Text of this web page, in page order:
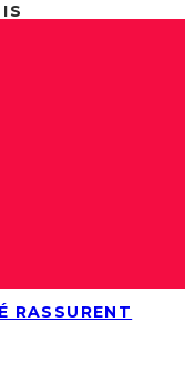
RASSURENT